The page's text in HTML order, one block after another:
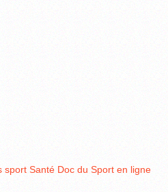
sport Santé Doc du Sport en ligne